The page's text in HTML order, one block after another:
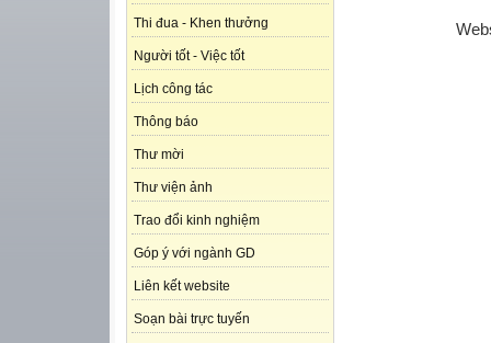
Thi đua - Khen thưởng
Người tốt - Việc tốt
Lịch công tác
Thông báo
Thư mời
Thư viện ảnh
Trao đổi kinh nghiệm
Góp ý với ngành GD
Liên kết website
Soạn bài trực tuyến